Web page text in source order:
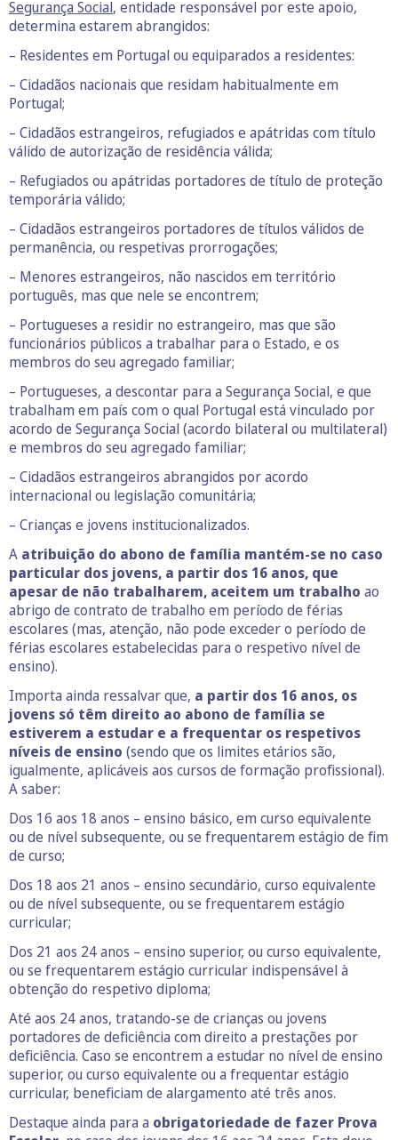
Segurança Social, entidade responsável por este apoio,
determina estarem abrangidos:
– Residentes em Portugal ou equiparados a residentes:
– Cidadãos nacionais que residam habitualmente em
Portugal;
– Cidadãos estrangeiros, refugiados e apátridas com título
válido de autorização de residência válida;
– Refugiados ou apátridas portadores de título de proteção
temporária válido;
– Cidadãos estrangeiros portadores de títulos válidos de
permanência, ou respetivas prorrogações;
– Menores estrangeiros, não nascidos em território
português, mas que nele se encontrem;
– Portugueses a residir no estrangeiro, mas que são
funcionários públicos a trabalhar para o Estado, e os
membros do seu agregado familiar;
– Portugueses, a descontar para a Segurança Social, e que
trabalham em país com o qual Portugal está vinculado por
acordo de Segurança Social (acordo bilateral ou multilateral)
e membros do seu agregado familiar;
– Cidadãos estrangeiros abrangidos por acordo
internacional ou legislação comunitária;
– Crianças e jovens institucionalizados.
A atribuição do abono de família mantém-se no caso
particular dos jovens, a partir dos 16 anos, que
apesar de não trabalharem, aceitem um trabalho ao
abrigo de contrato de trabalho em período de férias
escolares (mas, atenção, não pode exceder o período de
férias escolares estabelecidas para o respetivo nível de
ensino).
Importa ainda ressalvar que, a partir dos 16 anos, os
jovens só têm direito ao abono de família se
estiverem a estudar e a frequentar os respetivos
níveis de ensino (sendo que os limites etários são,
igualmente, aplicáveis aos cursos de formação profissional).
A saber:
Dos 16 aos 18 anos – ensino básico, em curso equivalente
ou de nível subsequente, ou se frequentarem estágio de fim
de curso;
Dos 18 aos 21 anos – ensino secundário, curso equivalente
ou de nível subsequente, ou se frequentarem estágio
curricular;
Dos 21 aos 24 anos – ensino superior, ou curso equivalente,
ou se frequentarem estágio curricular indispensável à
obtenção do respetivo diploma;
Até aos 24 anos, tratando-se de crianças ou jovens
portadores de deficiência com direito a prestações por
deficiência. Caso se encontrem a estudar no nível de ensino
superior, ou curso equivalente ou a frequentar estágio
curricular, beneficiam de alargamento até três anos.
Destaque ainda para a obrigatoriedade de fazer Prova